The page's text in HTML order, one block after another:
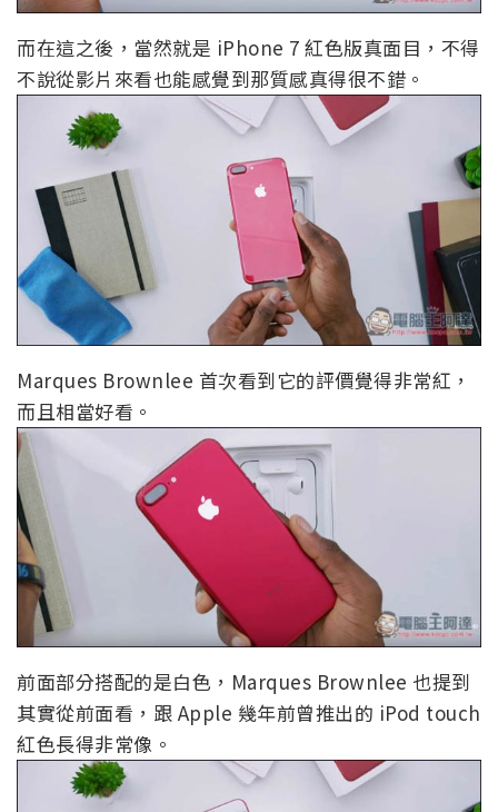
而在這之後，當然就是 iPhone 7 紅色版真面目，不得
不說從影片來看也能感覺到那質感真得很不錯。
Marques Brownlee 首次看到它的評價覺得非常紅，
而且相當好看。
前面部分搭配的是白色，Marques Brownlee 也提到
其實從前面看，跟 Apple 幾年前曾推出的 iPod touch
紅色長得非常像。